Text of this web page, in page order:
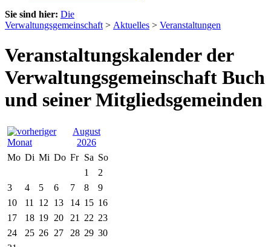
Sie sind hier: Die
Verwaltungsgemeinschaft > Aktuelles > Veranstaltungen
Veranstaltungskalender der
Verwaltungsgemeinschaft Buch
und seiner Mitgliedsgemeinden
August
2026
Mo Di Mi Do Fr Sa So
1
2
3
4 5 6 7 8
9
10
11 12 13 14 15 16
17
18 19 20 21 22 23
24
25 26 27 28 29 30